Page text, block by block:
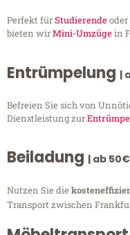
Perfekt fürStudierende
bieten wirMini-Umzügein
Entrümpelung |
Befreien Sie sich von
Dienstleistung zur
Beiladung | ab 50€
Nutzen Sie die
Transport zwischen